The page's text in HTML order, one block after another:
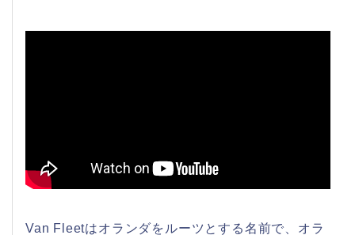
Van Fleetはオランダをルーツとする名前で、オラ